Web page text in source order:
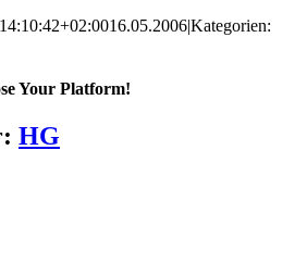
16.05.2006|Kategorien:
Your Platform!
HG